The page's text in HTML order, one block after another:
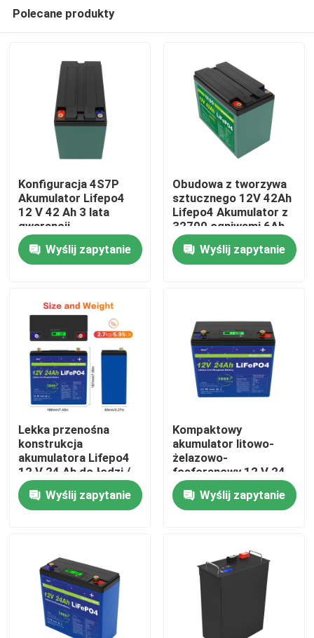
Dom
Łączność
Produkty
Filmy
Bateria domowa Lifepo4
Akumulator LiFePO4 12 V
Bateria 48 v Lifepo4
Przenośna elektrownia litowa
Polecane produkty
Konfiguracja 4S7P
Akumulator Lifepo4
12 V 42 Ah 3 lata
gwarancji
Kompaktowy rozmiar
Wyślij zapytanie
Obudowa z tworzywa
sztucznego 12V 42Ah
Lifepo4 Akumulator z
32700 ogniwami 6Ah
Konfiguracja 4S4P
Wyślij zapytanie
Lekka przenośna
konstrukcja
akumulatora Lifepo4
12 V 24 Ah do łodzi /
wózków golfowych
Wyślij zapytanie
Kompaktowy
akumulator litowo-
żelazowo-
fosforanowy 12 V 24
Ah 32700 ogniw 6 Ah
Konfiguracja 4S4P
Wyślij zapytanie